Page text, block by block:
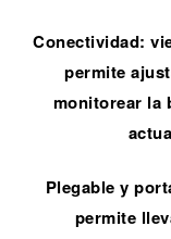
Conectividad:
permite
monitorear la
Plegable y
permite